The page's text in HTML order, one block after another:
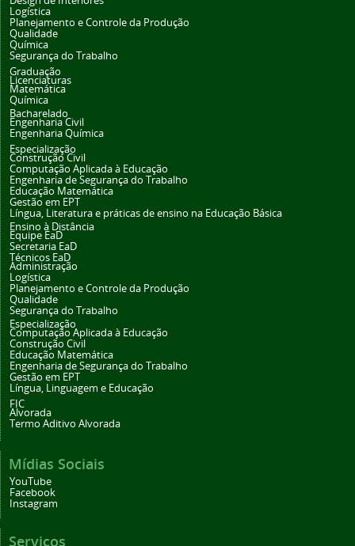
Logística
Planejamento e Controle da Produção
Qualidade
Química
Segurança do Trabalho
Graduação
Licenciaturas
Matemática
Química
Bacharelado
Engenharia Civil
Engenharia Química
Especialização
Construção Civil
Computação Aplicada à Educação
Engenharia de Segurança do Trabalho
Educação Matemática
Gestão em EPT
Língua, Literatura e práticas de ensino na Educação Básica
Ensino à Distância
Equipe EaD
Secretaria EaD
Técnicos EaD
Administração
Logística
Planejamento e Controle da Produção
Qualidade
Segurança do Trabalho
Especialização
Computação Aplicada à Educação
Construção Civil
Educação Matemática
Engenharia de Segurança do Trabalho
Gestão em EPT
Língua, Linguagem e Educação
FIC
Alvorada
Termo Aditivo Alvorada
Mídias Sociais
YouTube
Facebook
Instagram
Serviços